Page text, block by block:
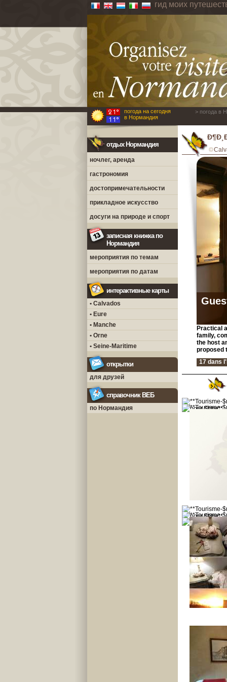
гид моих
погода на сегодня
в Нормандия
> погода в
отдых Нормандия
ночлег, аренда
гастрономия
достопримечательности
прикладное искусство
досуги на природе и спорт
записная книжка по
Нормандия
мероприятия по темам
мероприятия по датам
интерактивные карты
• Calvados
• Eure
• Manche
• Orne
• Seine-Maritime
открытки
для друзей
справочник ВЕБ
по Нормандия
Practical
family,
the host
proposed
17 dans